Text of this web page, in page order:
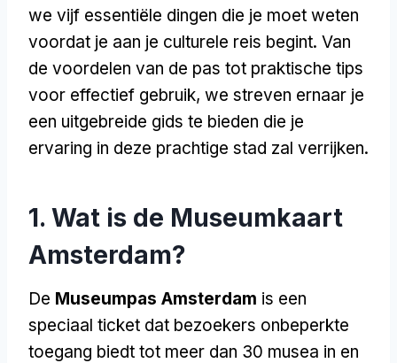
we vijf essentiële dingen die je moet weten
voordat je aan je culturele reis begint. Van
de voordelen van de pas tot praktische tips
voor effectief gebruik, we streven ernaar je
een uitgebreide gids te bieden die je
ervaring in deze prachtige stad zal verrijken.
1. Wat is de Museumkaart
Amsterdam?
De Museumpas Amsterdam is een
speciaal ticket dat bezoekers onbeperkte
toegang biedt tot meer dan 30 musea in en